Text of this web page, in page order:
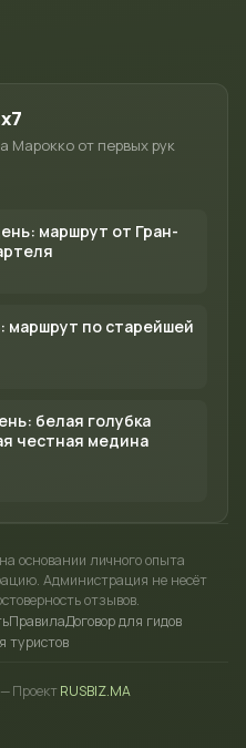
Марокко от первых рук
маршрут от Гран-
маршрут по старейшей
белая голубка
честная медина
основании личного опыта
Администрация не несёт
отзывов.
ПравилаДоговор для гидов
туристов
Проект RUSBIZ.MA